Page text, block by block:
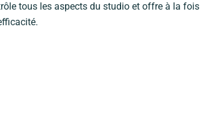
tous les aspects du studio et offre à la fois